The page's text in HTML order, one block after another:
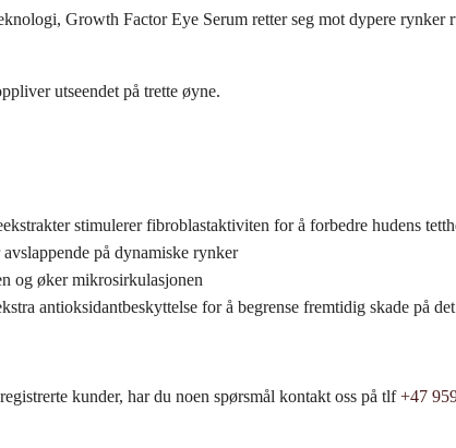
Growth Factor Eye Serum retter seg mot dypere rynker
utseendet på trette øyne.
stimulerer fibroblastaktiviten for å forbedre hudens
på dynamiske rynker
og øker mikrosirkulasjonen
antioksidantbeskyttelse for å begrense fremtidig skade på
kunder, har du noen spørsmål kontakt oss på tlf+47